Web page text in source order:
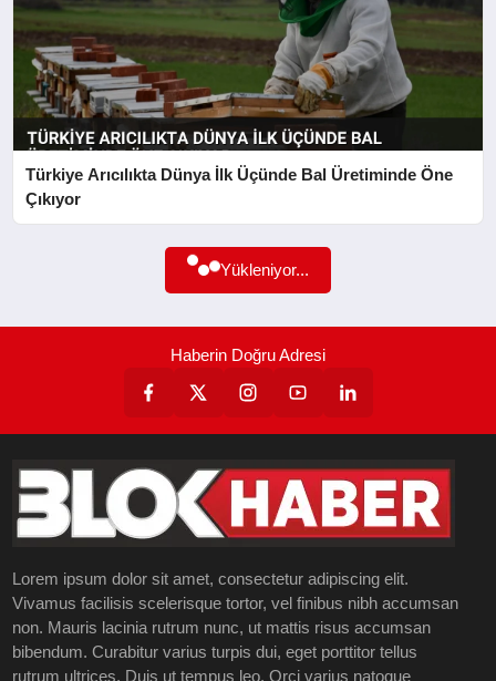
ÇEVRE
SPOR
EKONOMI
SAĞLIK
Türkiye Arıcılıkta Dünya İlk Üçünde Bal Üretiminde Öne
Çıkıyor
Yükleniyor...
Haberin Doğru Adresi
Lorem ipsum dolor sit amet, consectetur adipiscing elit.
Vivamus facilisis scelerisque tortor, vel finibus nibh accumsan
non. Mauris lacinia rutrum nunc, ut mattis risus accumsan
bibendum. Curabitur varius turpis dui, eget porttitor tellus
rutrum ultrices. Duis ut tempus leo. Orci varius natoque